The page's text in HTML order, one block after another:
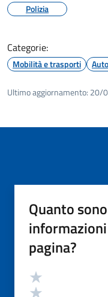
Polizia
Categorie:
Mobilità e trasporti
Ultimo aggiornamento: 20/
Quanto
pagina?
Valutazione